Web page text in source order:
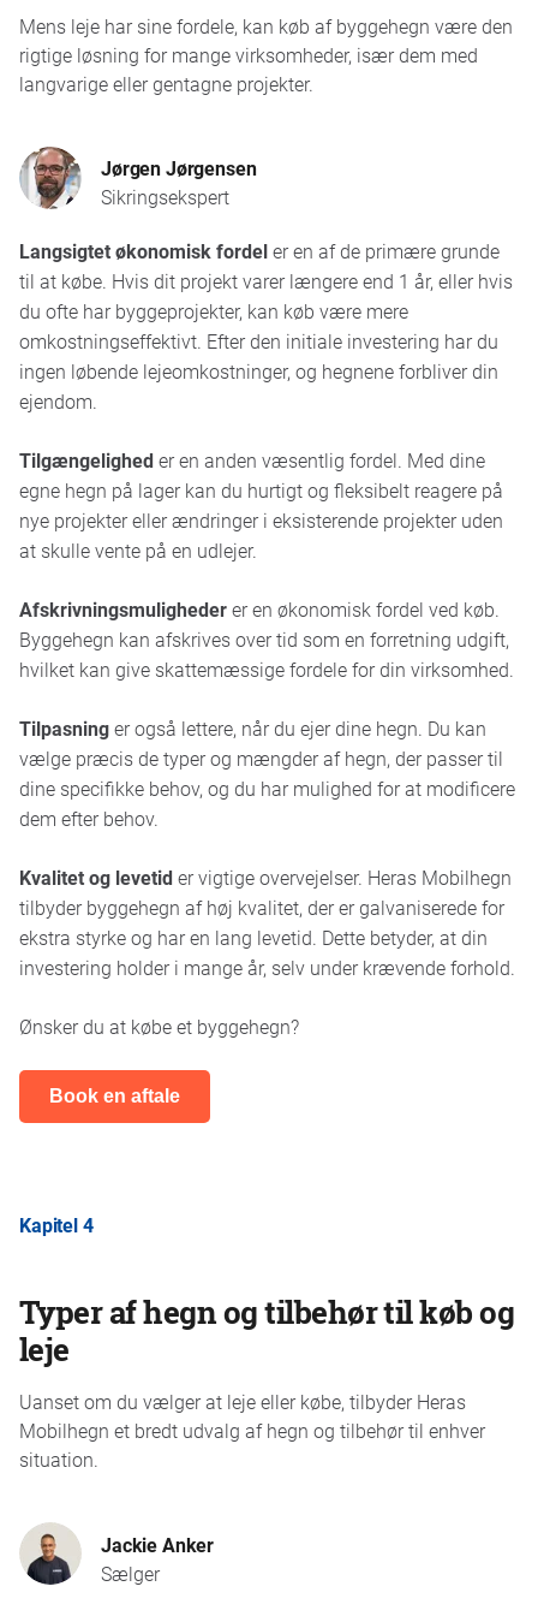
opbevaring.
Hvor længe varer dit projekt? I gennemsnit
bliver leje til et byggeprojekt ikke dyrere end
Vær opmærksom på startdatoen for det næste
projekt. Når afrundingen og starten af to
projekter overlapper hinanden, har du
sandsynligvis midlertidigt brug for flere hegn,
og her kan leje være en god løsning.
Vi giver dig gerne passende råd baseret på din
specifikke situation.Kontakt os .
hvor du ønsker en tydelig markering af
publikumsområdet. Publikumshegn er ca. 1 meter
høje, meget stabile og nemme at sætte op.
Mens leje har sine fordele, kan køb af byggehegn være den
rigtige løsning for mange virksomheder, især dem med
langvarige eller gentagne projekter.
Jørgen Jørgensen
Sikringsekspert
Langsigtet økonomisk fordeler en af de primære grunde
til at købe. Hvis dit projekt varer længere end 1 år, eller hvis
du ofte har byggeprojekter, kan køb være mere
omkostningseffektivt. Efter den initiale investering har du
ingen løbende lejeomkostninger, og hegnene forbliver din
ejendom.
Tilgængeligheder en anden væsentlig fordel. Med dine
egne hegn på lager kan du hurtigt og fleksibelt reagere på
nye projekter eller ændringer i eksisterende projekter uden
at skulle vente på en udlejer.
Afskrivningsmulighederer en økonomisk fordel ved køb.
Byggehegn kan afskrives over tid som en forretning udgift,
hvilket kan give skattemæssige fordele for din virksomhed.
Tilpasninger også lettere, når du ejer dine hegn. Du kan
vælge præcis de typer og mængder af hegn, der passer til
dine specifikke behov, og du har mulighed for at modificere
dem efter behov.
Kvalitet og levetider vigtige overvejelser. Heras Mobilhegn
tilbyder byggehegn af høj kvalitet, der er galvaniserede for
ekstra styrke og har en lang levetid. Dette betyder, at din
investering holder i mange år, selv under krævende forhold.
Ønsker du at købe et byggehegn?
Book en aftale
Kapitel 4
Typer af hegn og tilbehør til køb og
leje
Uanset om du vælger at leje eller købe, tilbyder Heras
Mobilhegn et bredt udvalg af hegn og tilbehør til enhver
situation.
Jackie Anker
Sælger